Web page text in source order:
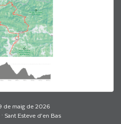
de maig de 2026
Sant Esteve d’en Bas